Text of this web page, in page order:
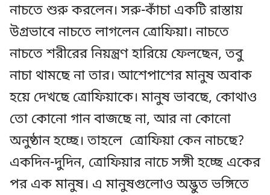
নাচতে শুরু করলেন। সরু-কাঁচা একটি রাস্তায়
উগ্রভাবে নাচতে লাগলেন ত্রোফিয়া। নাচতে
নাচতে শরীরের নিয়ন্ত্রণ হারিয়ে ফেলছেন, তবু
নাচা থামছে না তার। আশেপাশের মানুষ অবাক
হয়ে দেখছে ত্রোফিয়াকে। মানুষ ভাবছে, কোথাও
তো কোনো গান বাজছে না, আর না কোনো
অনুষ্ঠান হচ্ছে। তাহলে ত্রোফিয়া কেন নাচছে?
একদিন-দুদিন, ত্রোফিয়ার নাচে সঙ্গী হচ্ছে একের
পর এক মানুষ। এ মানুষগুলোও অদ্ভুত ভঙ্গিতে